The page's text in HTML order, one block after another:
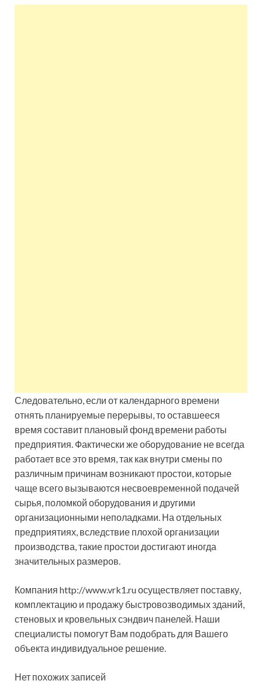
Следовательно, если от календарного времени
отнять планируемые перерывы, то оставшееся
время составит плановый фонд времени работы
предприятия. Фактически же оборудование не всегда
работает все это время, так как внутри смены по
различным причинам возникают простои, которые
чаще всего вызываются несвоевременной подачей
сырья, поломкой оборудования и другими
организационными неполадками. На отдельных
предприятиях, вследствие плохой организации
производства, такие простои достигают иногда
значительных размеров.
Компания http://www.vrk1.ru осуществляет поставку,
комплектацию и продажу быстровозводимых зданий,
стеновых и кровельных сэндвич панелей. Наши
специалисты помогут Вам подобрать для Вашего
объекта индивидуальное решение.
Нет похожих записей